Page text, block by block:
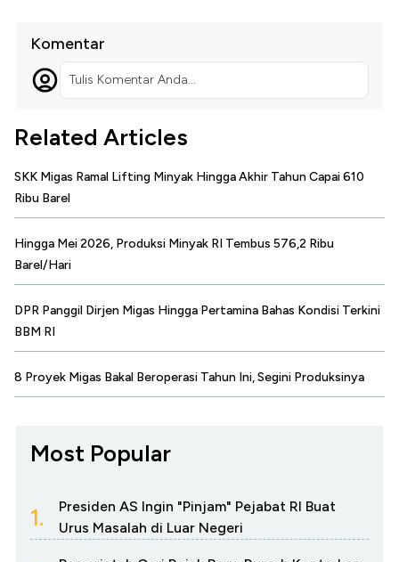
Komentar
Tulis Komentar Anda...
Related Articles
SKK Migas Ramal Lifting Minyak Hingga Akhir Tahun Capai 610
Ribu Barel
Hingga Mei 2026, Produksi Minyak RI Tembus 576,2 Ribu
Barel/Hari
DPR Panggil Dirjen Migas Hingga Pertamina Bahas Kondisi Terkini
BBM RI
8 Proyek Migas Bakal Beroperasi Tahun Ini, Segini Produksinya
Most Popular
1.
Presiden AS Ingin "Pinjam" Pejabat RI Buat
Urus Masalah di Luar Negeri